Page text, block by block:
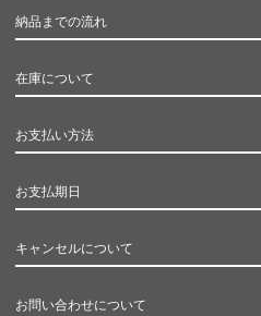
納品までの流れ
在庫について
お支払い方法
お支払期日
キャンセルについて
お問い合わせについて